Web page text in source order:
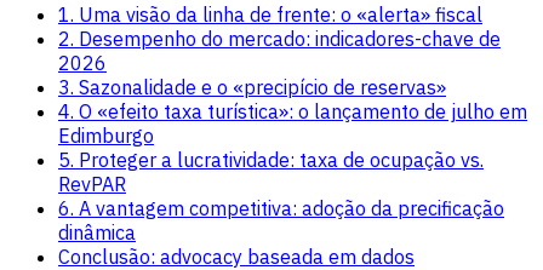
1. Uma visão da linha de frente: o «alerta» fiscal
2. Desempenho do mercado: indicadores-chave de
2026
3. Sazonalidade e o «precipício de reservas»
4. O «efeito taxa turística»: o lançamento de julho em
Edimburgo
5. Proteger a lucratividade: taxa de ocupação vs.
RevPAR
6. A vantagem competitiva: adoção da precificação
dinâmica
Conclusão: advocacy baseada em dados